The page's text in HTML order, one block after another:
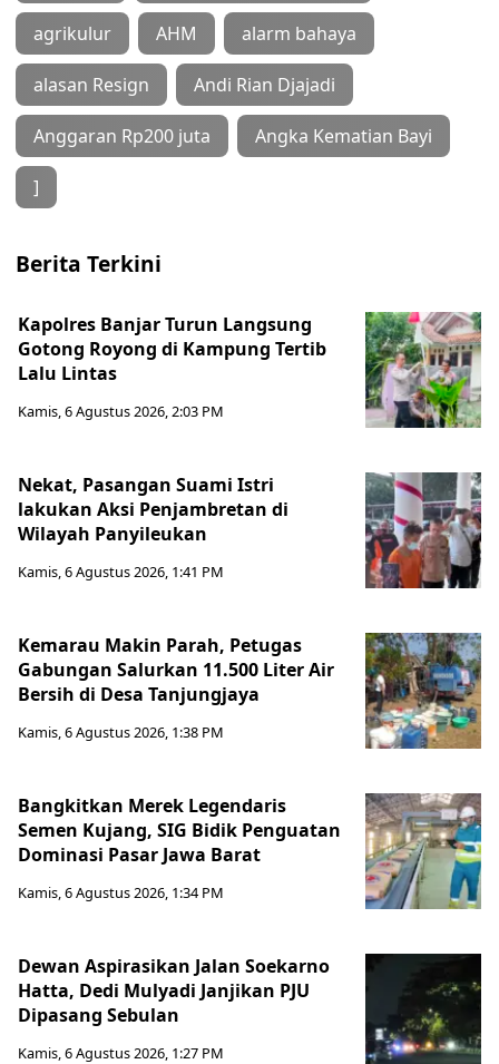
agrikulur AHM alarm bahaya
alasan Resign Andi Rian Djajadi
Anggaran Rp200 juta Angka Kematian Bayi
]
Berita Terkini
Kapolres Banjar Turun Langsung
Gotong Royong di Kampung Tertib
Lalu Lintas
Kamis, 6 Agustus 2026, 2:03 PM
Nekat, Pasangan Suami Istri
lakukan Aksi Penjambretan di
Wilayah Panyileukan
Kamis, 6 Agustus 2026, 1:41 PM
Kemarau Makin Parah, Petugas
Gabungan Salurkan 11.500 Liter Air
Bersih di Desa Tanjungjaya
Kamis, 6 Agustus 2026, 1:38 PM
Bangkitkan Merek Legendaris
Semen Kujang, SIG Bidik Penguatan
Dominasi Pasar Jawa Barat
Kamis, 6 Agustus 2026, 1:34 PM
Dewan Aspirasikan Jalan Soekarno
Hatta, Dedi Mulyadi Janjikan PJU
Dipasang Sebulan
Kamis, 6 Agustus 2026, 1:27 PM